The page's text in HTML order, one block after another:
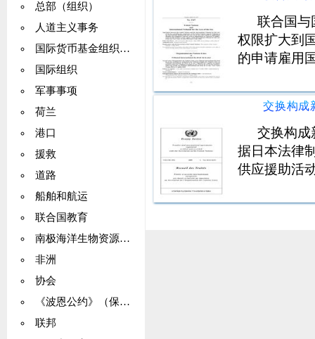
总部（组织）
人道主义事务
国际货币基金组织（IMF）
国际组织
军事事项
荷兰
港口
援救
道路
船舶和航运
联合国教育
南极海洋生物资源公约
非洲
协会
《波恩公约》（保护移栖物种）
联邦
联合国与
权限扩大到
的申请雇用
交换构成
据日本法律
供应援助活